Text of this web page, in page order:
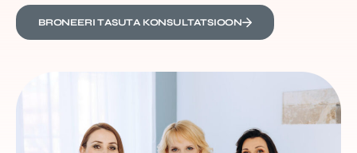
BRONEERI TASUTA KONSULTATSIOON